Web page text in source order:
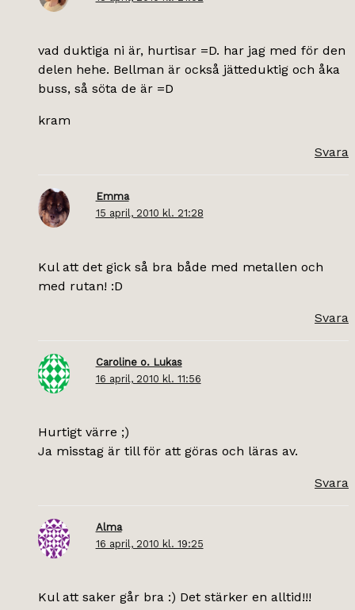
vad duktiga ni är, hurtisar =D. har jag med för den
delen hehe. Bellman är också jätteduktig och åka
buss, så söta de är =D
kram
Svara
Emma
15 april, 2010 kl. 21:28
Kul att det gick så bra både med metallen och
med rutan! :D
Svara
Caroline o. Lukas
16 april, 2010 kl. 11:56
Hurtigt värre ;)
Ja misstag är till för att göras och läras av.
Svara
Alma
16 april, 2010 kl. 19:25
Kul att saker går bra :) Det stärker en alltid!!!